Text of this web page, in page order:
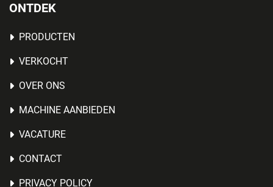
ONTDEK
PRODUCTEN
VERKOCHT
OVER ONS
MACHINE AANBIEDEN
VACATURE
CONTACT
PRIVACY POLICY